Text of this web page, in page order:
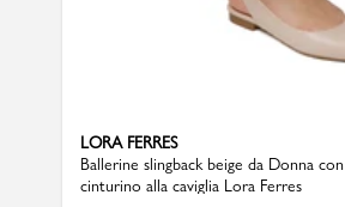
LORA FERRES
Ballerine slingback beige da Donna con
cinturino alla caviglia Lora Ferres